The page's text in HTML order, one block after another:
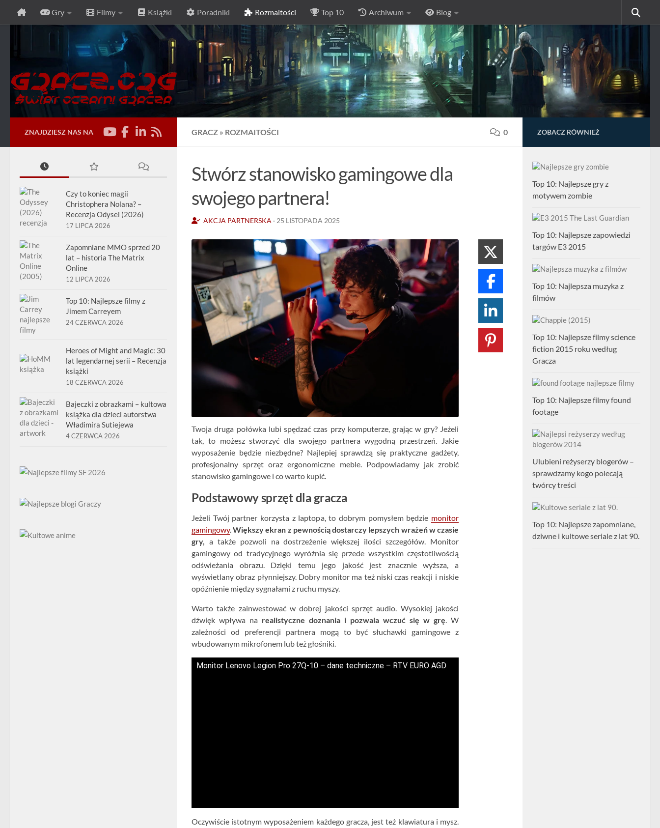
Przeskocz do treści
Gry Filmy Książki Poradniki Rozmaitości Top 10 Archiwum Blog
GRACZ » ROZMAITOŚCI 0
Stwórz stanowisko gamingowe dla
swojego partnera!
AKCJA PARTNERSKA · 25 LISTOPADA 2025
Twoja druga połówka lubi spędzać czas przy komputerze, grając w gry? Jeżeli
tak, to możesz stworzyć dla swojego partnera wygodną przestrzeń. Jakie
wyposażenie będzie niezbędne? Najlepiej sprawdzą się praktyczne gadżety,
profesjonalny sprzęt oraz ergonomiczne meble. Podpowiadamy jak zrobić
stanowisko gamingowe i co warto kupić.
Podstawowy sprzęt dla gracza
Jeżeli Twój partner korzysta z laptopa, to dobrym pomysłem będzie monitor
gamingowy.Większy ekran z pewnością dostarczy lepszych wrażeń w czasie
gry, a także pozwoli na dostrzeżenie większej ilości szczegółów. Monitor
gamingowy od tradycyjnego wyróżnia się przede wszystkim częstotliwością
odświeżania obrazu. Dzięki temu jego jakość jest znacznie wyższa, a
wyświetlany obraz płynniejszy. Dobry monitor ma też niski czas reakcji i niskie
opóźnienie między sygnałami z ruchu myszy.
Warto także zainwestować w dobrej jakości sprzęt audio. Wysokiej jakości
dźwięk wpływa na realistyczne doznania i pozwala wczuć się w grę. W
zależności od preferencji partnera mogą to być słuchawki gamingowe z
wbudowanym mikrofonem lub też głośniki.
Monitor Lenovo Legion Pro 27Q-10 – dane techniczne – RTV EURO AGD
Oczywiście istotnym wyposażeniem każdego gracza, jest też klawiatura i mysz.
ZNAJDZIESZ NAS NA
Czy to koniec magii
Christophera Nolana? –
Recenzja Odysei (2026)
17 LIPCA 2026
Zapomniane MMO sprzed 20
lat – historia The Matrix
Online
12 LIPCA 2026
Top 10: Najlepsze filmy z
Jimem Carreyem
24 CZERWCA 2026
Heroes of Might and Magic: 30
lat legendarnej serii – Recenzja
książki
18 CZERWCA 2026
Bajeczki z obrazkami – kultowa
książka dla dzieci autorstwa
Władimira Sutiejewa
4 CZERWCA 2026
ZOBACZ RÓWNIEŻ
Top 10: Najlepsze gry z
motywem zombie
Top 10: Najlepsze zapowiedzi
targów E3 2015
Top 10: Najlepsza muzyka z
filmów
Top 10: Najlepsze filmy science
fiction 2015 roku według
Gracza
Top 10: Najlepsze filmy found
footage
Ulubieni reżyserzy blogerów –
sprawdzamy kogo polecają
twórcy treści
Top 10: Najlepsze zapomniane,
dziwne i kultowe seriale z lat 90.